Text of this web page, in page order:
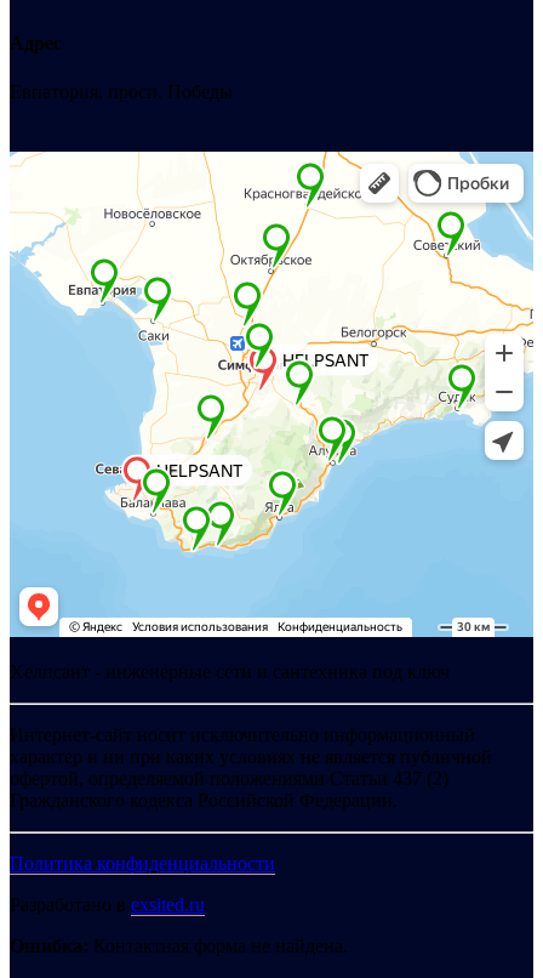
Адрес
Евпатория, просп. Победы
Хелпсант - инженерные сети и сантехника под ключ
Интернет-сайт носит исключительно информационный
характер и ни при каких условиях не является публичной
офертой, определяемой положениями Статьи 437 (2)
Гражданского кодекса Российской Федерации.
Политика конфиденциальности
Разработано в exsited.ru
Ошибка: Контактная форма не найдена.